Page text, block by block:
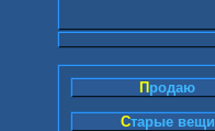
П родаю
Старые вещи